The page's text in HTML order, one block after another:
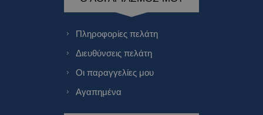
Πληροφορίες πελάτη
Διευθύνσεις πελάτη
Οι παραγγελίες μου
Αγαπημένα